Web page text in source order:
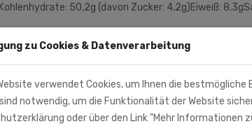
50,2g (davon Zucker: 4,2g)Eiweiß:
Nord (Importeur)
3
Rosengarten
zu Cookies & Datenverarbeitung
verwendet Cookies, um Ihnen die
notwendig, um die Funktionalität der Website
oder über den Link "Mehr Informationen